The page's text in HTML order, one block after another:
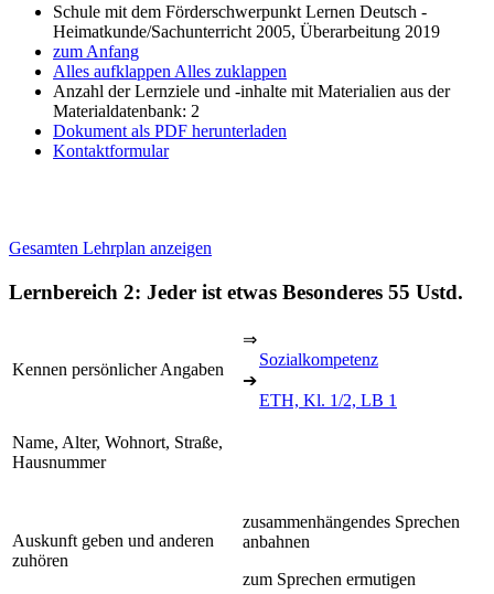
Schule mit dem Förderschwerpunkt Lernen Deutsch -
Heimatkunde/Sachunterricht 2005, Überarbeitung 2019
zum Anfang
Alles aufklappen Alles zuklappen
Anzahl der Lernziele und -inhalte mit Materialien aus der
Materialdatenbank: 2
Dokument als PDF herunterladen
Kontaktformular
Gesamten Lehrplan anzeigen
Lernbereich 2: Jeder ist etwas Besonderes 55 Ustd.
Kennen persönlicher Angaben
⇒
Sozialkompetenz
➔
ETH, Kl. 1/2, LB 1
Name, Alter, Wohnort, Straße,
Hausnummer
Auskunft geben und anderen
zuhören
zusammenhängendes Sprechen
anbahnen
zum Sprechen ermutigen